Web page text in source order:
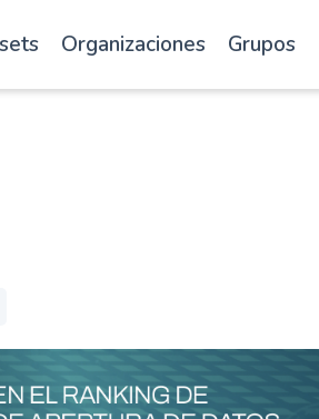
Organizaciones Grupos